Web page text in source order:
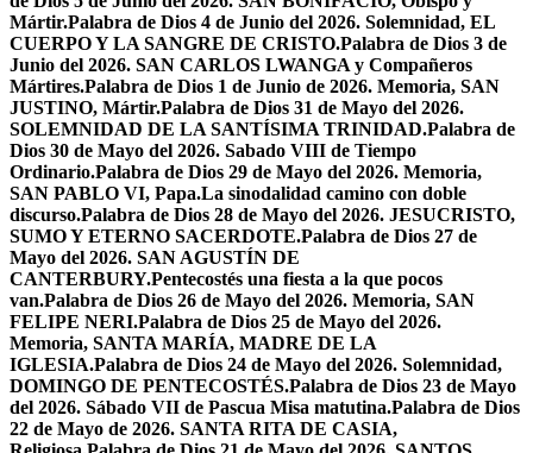
Mártir.Palabra de Dios 4 de Junio del 2026. Solemnidad, EL
CUERPO Y LA SANGRE DE CRISTO.Palabra de Dios 3 de
Junio del 2026. SAN CARLOS LWANGA y Compañeros
Mártires.Palabra de Dios 1 de Junio de 2026. Memoria, SAN
JUSTINO, Mártir.Palabra de Dios 31 de Mayo del 2026.
SOLEMNIDAD DE LA SANTÍSIMA TRINIDAD.Palabra de
Dios 30 de Mayo del 2026. Sabado VIII de Tiempo
Ordinario.Palabra de Dios 29 de Mayo del 2026. Memoria,
SAN PABLO VI, Papa.La sinodalidad camino con doble
discurso.Palabra de Dios 28 de Mayo del 2026. JESUCRISTO,
SUMO Y ETERNO SACERDOTE.Palabra de Dios 27 de
Mayo del 2026. SAN AGUSTÍN DE
CANTERBURY.Pentecostés una fiesta a la que pocos
van.Palabra de Dios 26 de Mayo del 2026. Memoria, SAN
FELIPE NERI.Palabra de Dios 25 de Mayo del 2026.
Memoria, SANTA MARÍA, MADRE DE LA
IGLESIA.Palabra de Dios 24 de Mayo del 2026. Solemnidad,
DOMINGO DE PENTECOSTÉS.Palabra de Dios 23 de Mayo
del 2026. Sábado VII de Pascua Misa matutina.Palabra de Dios
22 de Mayo de 2026. SANTA RITA DE CASIA,